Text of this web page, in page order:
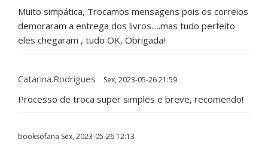
Muito simpática, Trocamos mensagens pois os correios
demoraram a entrega dos livros.....mas tudo perfeito
eles chegaram , tudo OK, Obrigada!
Catarina.rodrigues Sex, 2023-05-26 21:59
Processo de troca super simples e breve, recomendo!
booksofana Sex, 2023-05-26 12:13